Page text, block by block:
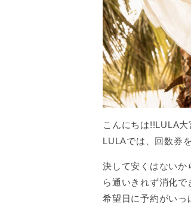
こんにちは!!LULA大
LULAでは、回数券
決して安くはないか
ら通いきれず消化で
希望日に予約がいっ